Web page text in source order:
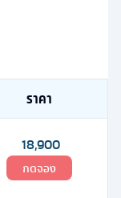
ราคา
18,900
กดจอง